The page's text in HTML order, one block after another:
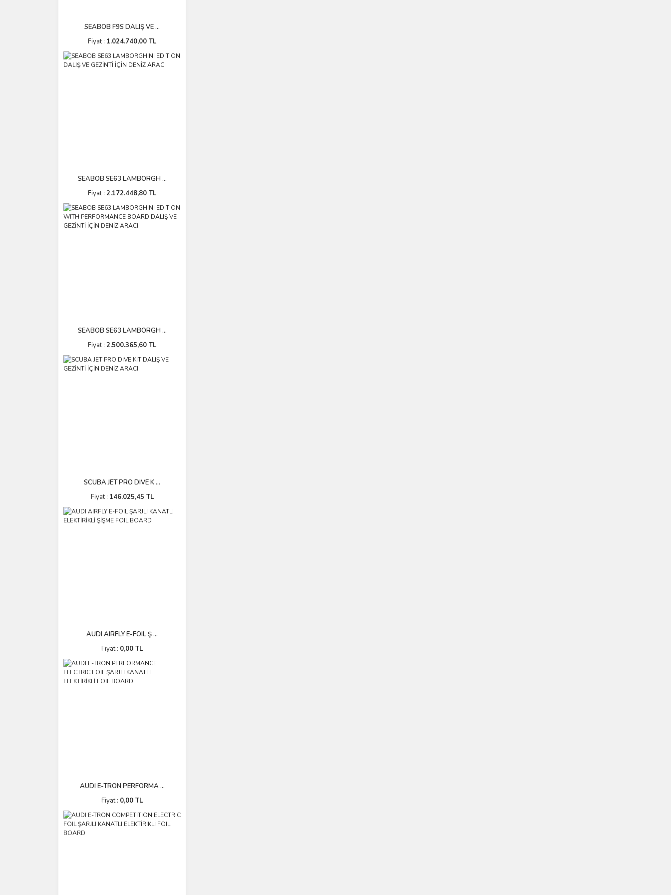
SEABOB F9S DALIŞ VE ...
Fiyat : 1.024.740,00 TL
SEABOB SE63 LAMBORGH ...
Fiyat : 2.172.448,80 TL
SEABOB SE63 LAMBORGH ...
Fiyat : 2.500.365,60 TL
SCUBA JET PRO DIVE K ...
Fiyat : 146.025,45 TL
AUDI AIRFLY E-FOIL Ş ...
Fiyat : 0,00 TL
AUDI E-TRON PERFORMA ...
Fiyat : 0,00 TL